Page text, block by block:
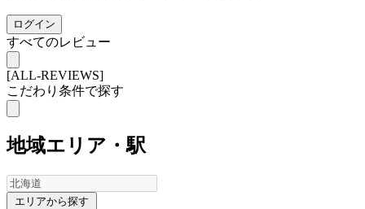
ログイン
すべてのレビュー
[ALL-REVIEWS]
こだわり条件で探す
地域エリア・駅
エリアから探す